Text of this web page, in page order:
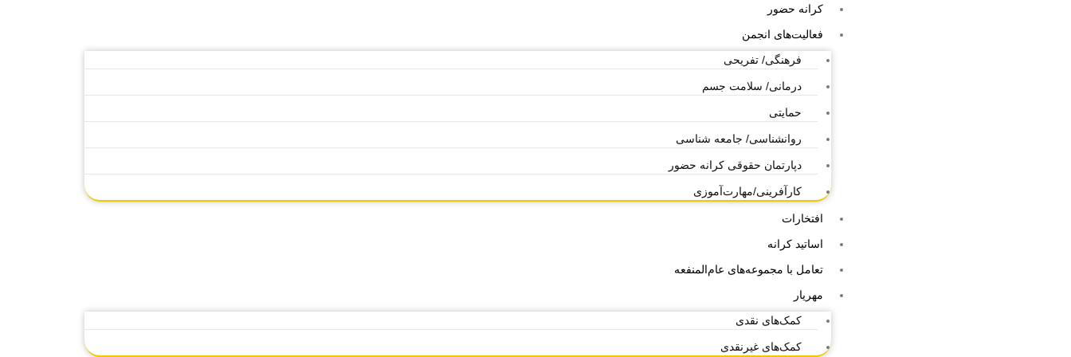
کرانه حضور
فعالیت‌های انجمن
فرهنگی/ تفریحی
درمانی/ سلامت جسم
حمایتی
روانشناسی/ جامعه شناسی
دپارتمان حقوقی کرانه حضور
کارآفرینی/مهارت‌آموزی
افتخارات
اساتید کرانه
تعامل با مجموعه‌های عام‌المنفعه
مهریار
کمک‌های نقدی
کمک‌های غیرنقدی